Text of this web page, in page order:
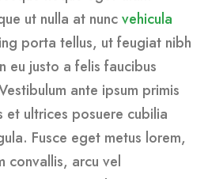
ut nulla at nuncvehicula
porta tellus, ut feugiat nibh
eu justo a felis faucibus
ante ipsum primis
et ultrices posuere cubilia
Fusce eget metus lorem,
convallis, arcu vel